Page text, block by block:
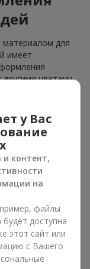
для
имеет
цветами,
в любом
создавать
или
смотрится
а её
оформления и
Учитывайте
любому. Их
у Вас
контент,
на
файлы
доступна
этот сайт или
с Вашего